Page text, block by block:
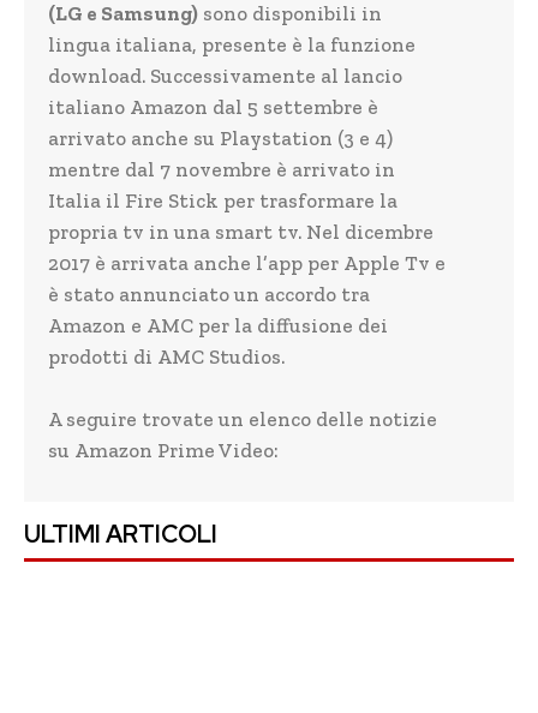
(LG e Samsung) sono disponibili in
lingua italiana, presente è la funzione
download. Successivamente al lancio
italiano Amazon dal 5 settembre è
arrivato anche su Playstation (3 e 4)
mentre dal 7 novembre è arrivato in
Italia il Fire Stick per trasformare la
propria tv in una smart tv. Nel dicembre
2017 è arrivata anche l’app per Apple Tv e
è stato annunciato un accordo tra
Amazon e AMC per la diffusione dei
prodotti di AMC Studios.
A seguire trovate un elenco delle notizie
su Amazon Prime Video:
ULTIMI ARTICOLI